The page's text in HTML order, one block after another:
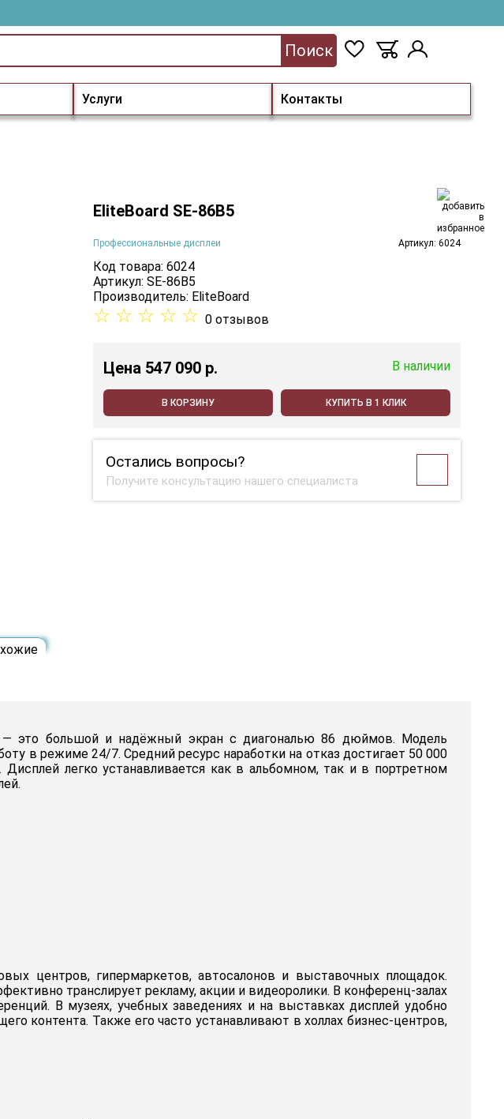
Услуги Контакты
Поиск
EliteBoard SE-86B5
Профессиональные дисплеи Артикул: 6024
Код товара: 6024
Артикул: SE-86B5
Производитель: EliteBoard
☆ ☆ ☆ ☆ ☆ 0 отзывов
Цена 547 090 p. В наличии
В КОРЗИНУ КУПИТЬ В 1 КЛИК
Остались вопросы?
Получите консультацию нашего специалиста
— это большой и надёжный экран с диагональю 86 дюймов. Модель
в режиме 24/7. Средний ресурс наработки на отказ достигает 50 000
легко устанавливается как в альбомном, так и в портретном
центров, гипермаркетов, автосалонов и выставочных площадок.
транслирует рекламу, акции и видеоролики. В конференц-залах
В музеях, учебных заведениях и на выставках дисплей удобно
контента. Также его часто устанавливают в холлах бизнес-центров,